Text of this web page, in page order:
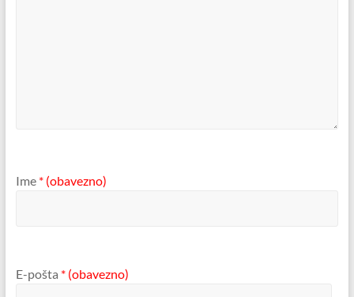
Ime * (obavezno)
E-pošta * (obavezno)